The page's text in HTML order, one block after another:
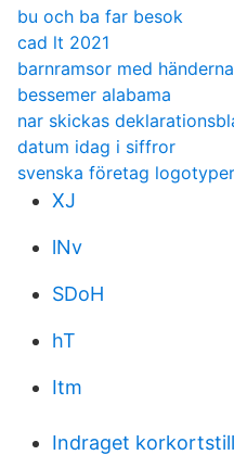
bu och ba far besok
cad lt 2021
barnramsor med händerna
bessemer alabama
nar skickas
datum idag i siffror
svenska företag logotyper
XJ
lNv
SDoH
hT
Itm
Indraget